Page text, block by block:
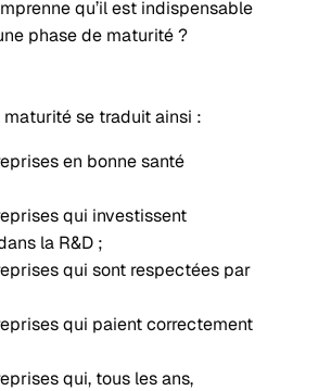
qu’il est indispensable
phase de maturité ?
maturité se traduit ainsi :
en bonne santé
qui investissent
la R&D ;
qui sont respectées par
qui paient correctement
qui, tous les ans,